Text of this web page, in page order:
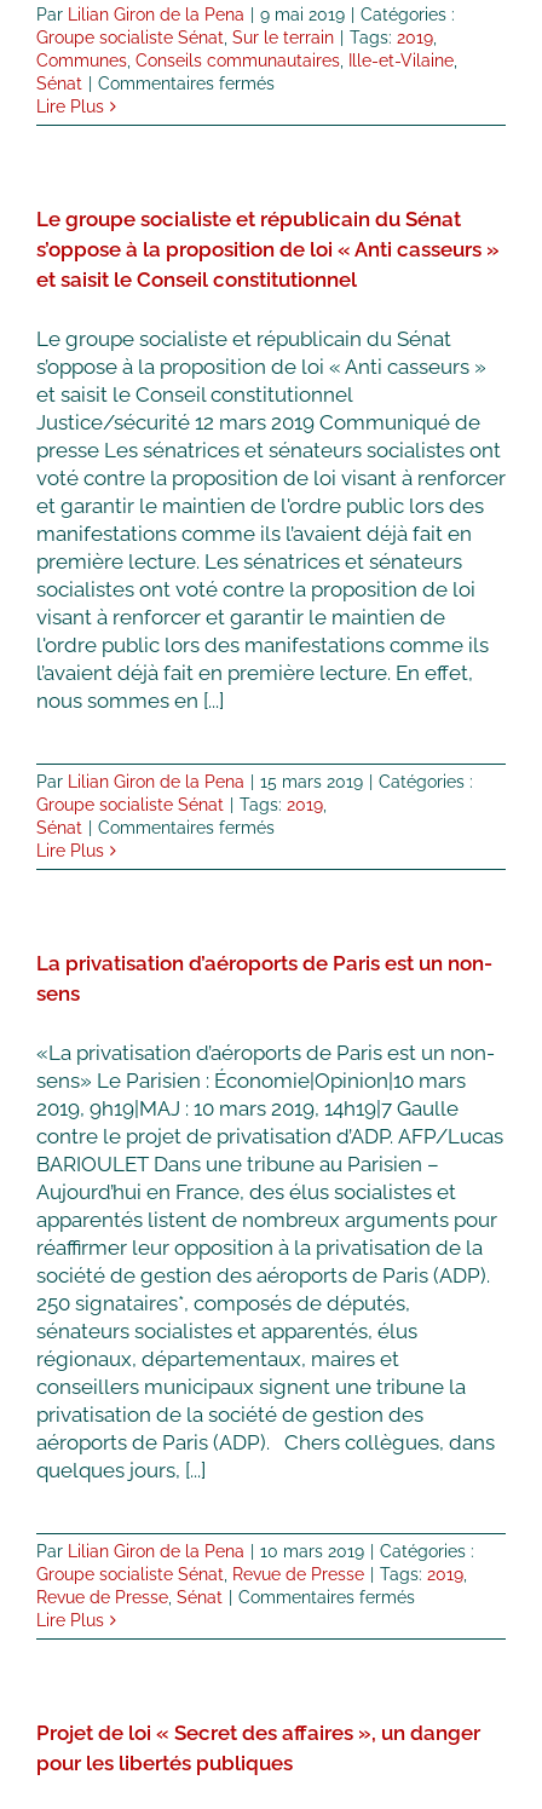
Par Lilian Giron de la Pena 9 mai 2019
Catégories :
Groupe socialiste Sénat, Sur le terrain Tags: 2019,
Communes, Conseils communautaires, Ille-et-Vilaine,
Sénat
Commentaires ferméssur
tendant
synergies
entre
conseils
et
les
conseils
communautaires
Lire Plus
Le groupe socialiste et républicain du Sénat
s’oppose à la proposition de loi « Anti casseurs »
et saisit le Conseil constitutionnel
Le groupe socialiste et républicain du Sénat
s’oppose à la proposition de loi « Anti casseurs »
et saisit le Conseil constitutionnel
Justice/sécurité 12 mars 2019 Communiqué de
presse Les sénatrices et sénateurs socialistes ont
voté contre la proposition de loi visant à renforcer
et garantir le maintien de l'ordre public lors des
manifestations comme ils l’avaient déjà fait en
première lecture. Les sénatrices et sénateurs
socialistes ont voté contre la proposition de loi
visant à renforcer et garantir le maintien de
l'ordre public lors des manifestations comme ils
l’avaient déjà fait en première lecture. En effet,
nous sommes en [...]
Par Lilian Giron de la Pena 15 mars 2019
Catégories :
Groupe socialiste Sénat
Tags: 2019,
Sénat
Commentaires ferméssur
groupe
du
la
proposition
de
loi
«
Anti
casseurs
»
et
saisit
le
Conseil
constitutionnel
Lire Plus
La privatisation d’aéroports de Paris est un non-
sens
«La privatisation d’aéroports de Paris est un non-
sens» Le Parisien : Économie|Opinion|10 mars
2019, 9h19|MAJ : 10 mars 2019, 14h19|7 Gaulle
contre le projet de privatisation d’ADP. AFP/Lucas
BARIOULET Dans une tribune au Parisien –
Aujourd’hui en France, des élus socialistes et
apparentés listent de nombreux arguments pour
réaffirmer leur opposition à la privatisation de la
société de gestion des aéroports de Paris (ADP).
250 signataires*, composés de députés,
sénateurs socialistes et apparentés, élus
régionaux, départementaux, maires et
conseillers municipaux signent une tribune la
privatisation de la société de gestion des
aéroports de Paris (ADP). Chers collègues, dans
quelques jours, [...]
Par Lilian Giron de la Pena 10 mars 2019
Catégories :
Groupe socialiste Sénat, Revue de Presse Tags: 2019,
Revue de Presse, Sénat Commentaires ferméssur
privatisation
est
Lire Plus
Projet de loi « Secret des affaires », un danger
pour les libertés publiques